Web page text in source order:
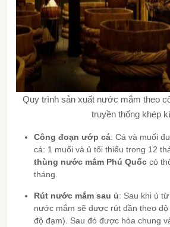
Quy trình sản xuất nước mắm theo
truyền thống khép
Công đoạn ướp cá: Cá và muối
cá: 1 muối và ủ tối thiểu trong 12
thùng nước mắm Phú Quốc có
tháng.
Rút nước mắm sau ủ: Sau khi ủ
nước mắm sẽ được rút dần theo
độ đạm). Sau đó được hòa chung